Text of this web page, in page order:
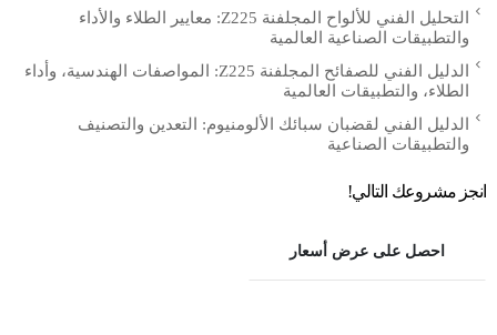
التحليل الفني للألواح المجلفنة Z225: معايير الطلاء والأداء
والتطبيقات الصناعية العالمية
الدليل الفني للصفائح المجلفنة Z225: المواصفات الهندسية، وأداء
الطلاء، والتطبيقات العالمية
الدليل الفني لقضبان سبائك الألومنيوم: التعدين والتصنيف
والتطبيقات الصناعية
انجز مشروعك التالي!
احصل على عرض أسعار